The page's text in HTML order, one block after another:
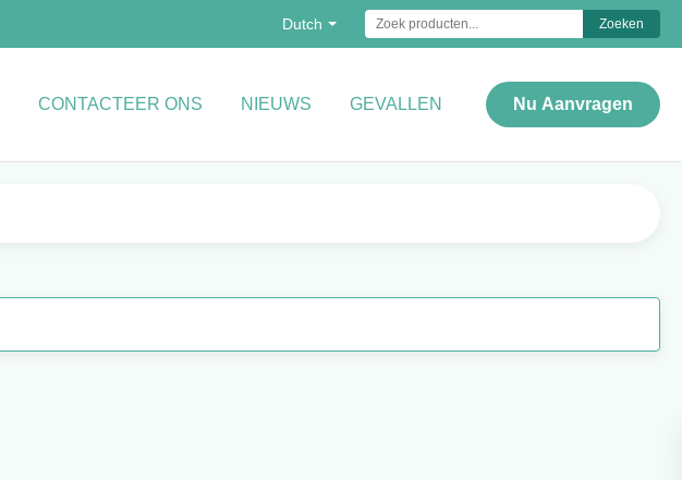
Dutch Zoeken
CONTACTEER ONS NIEUWS GEVALLEN Nu Aanvragen